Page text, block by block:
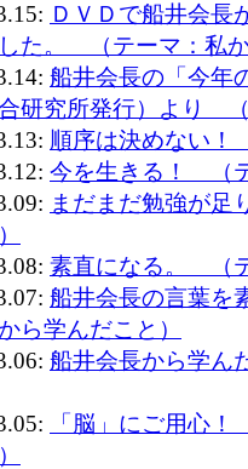
ＤＶＤで船井会長
た。 （テーマ：私
船井会長の「今年
研究所発行）より
順序は決めない
今を生きる！ （
まだまだ勉強が
素直になる。 （
船井会長の言葉
ら学んだこと）
船井会長から学ん
「脳」にご用心